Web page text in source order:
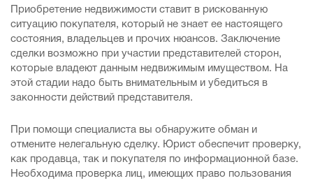
Приобретение недвижимости ставит в рискованную
ситуацию покупателя, который не знает ее настоящего
состояния, владельцев и прочих нюансов. Заключение
сделки возможно при участии представителей сторон,
которые владеют данным недвижимым имуществом. На
этой стадии надо быть внимательным и убедиться в
законности действий представителя.
При помощи специалиста вы обнаружите обман и
отмените нелегальную сделку. Юрист обеспечит проверку,
как продавца, так и покупателя по информационной базе.
Необходима проверка лиц, имеющих право пользования